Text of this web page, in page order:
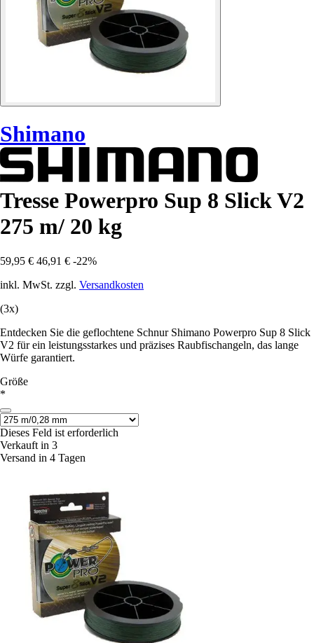
Shimano
Tresse Powerpro Sup 8 Slick V2
275 m/ 20 kg
59,95 € 46,91 € -22%
inkl. MwSt. zzgl. Versandkosten
(3x)
Entdecken Sie die geflochtene Schnur Shimano Powerpro Sup 8 Slick
V2 für ein leistungsstarkes und präzises Raubfischangeln, das lange
Würfe garantiert.
Größe
*
Dieses Feld ist erforderlich
Verkauft in 3
Versand in 4 Tagen